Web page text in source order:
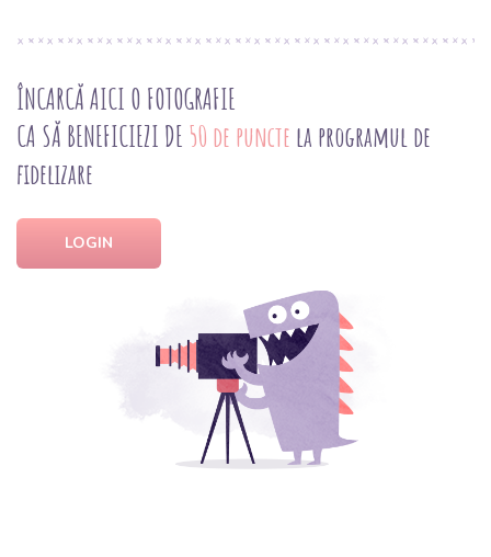
ÎNCARCĂ AICI O FOTOGRAFIE
CA SĂ BENEFICIEZI DE 50 de puncte la programul de
fidelizare
LOGIN